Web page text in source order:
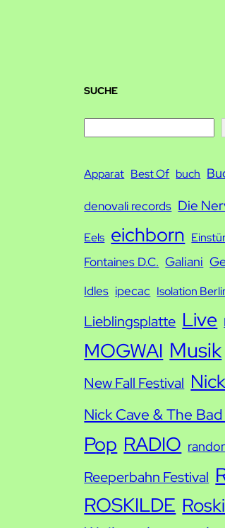
SUCHE
c
Apparat Best Of buch
denovali records Die
Eels eichborn
Fontaines D.C. Galiani
Idles ipecac Isolation
Lieblingsplatte Live
MOGWAI Musik
New Fall Festival
Nick Cave & The
Pop RADIO
Reeperbahn Festival
ROSKILDE